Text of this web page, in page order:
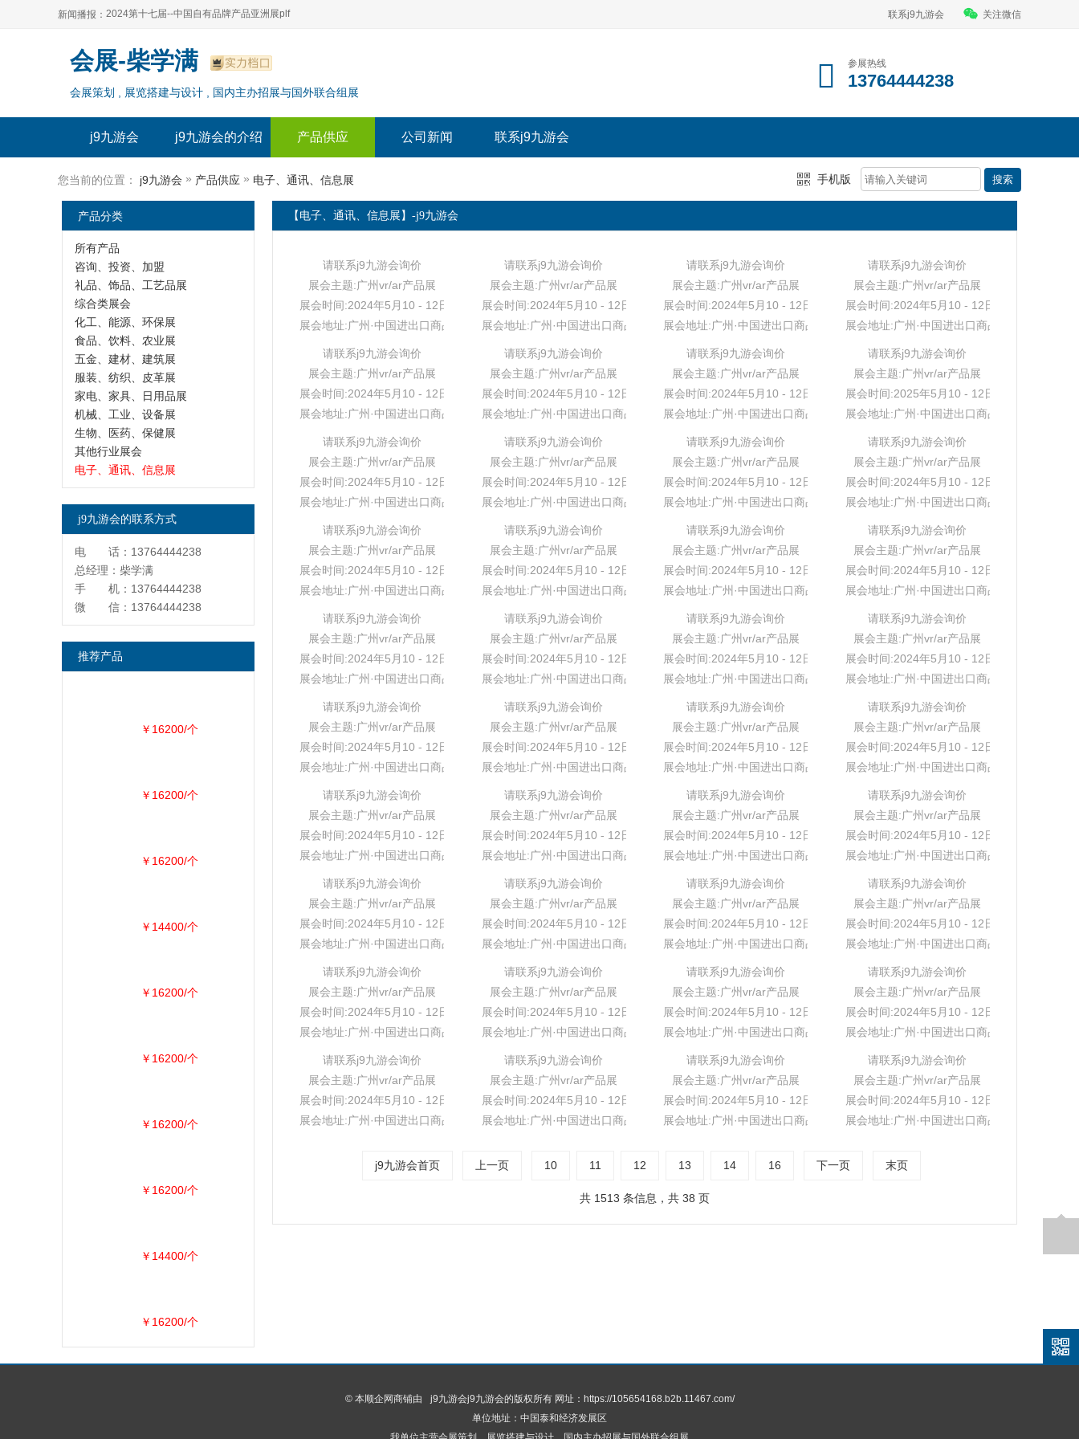
新闻播报：
2024上海自有品牌展--百货展|食品展 零售展|oem展
2024全球自有--品牌产品亚洲展（plf）
2024上海自有品牌展--2024上海oem 贴牌代加工展
2024第十七届--中国自有品牌产品亚洲展plf
2024全球自有--品牌产品亚洲展（plf）
2024年上海--第17届自有品牌展
联系j9九游会 关注微信
会展-柴学满
会展策划 , 展览搭建与设计 , 国内主办招展与国外联合组展
参展热线
13764444238
j9九游会 j9九游会的介绍 产品供应 公司新闻 联系j9九游会
您当前的位置： j9九游会 » 产品供应 » 电子、通讯、信息展 手机版
【电子、通讯、信息展】-j9九游会
请联系j9九游会询价
展会主题:广州vr/ar产品展
展会时间:2024年5月10 - 12日
展会地址:广州·中国进出口商品交易会展馆
请联系j9九游会询价
展会主题:广州vr/ar产品展
展会时间:2024年5月10 - 12日
展会地址:广州·中国进出口商品交易会展馆
请联系j9九游会询价
展会主题:广州vr/ar产品展
展会时间:2024年5月10 - 12日
展会地址:广州·中国进出口商品交易会展馆
请联系j9九游会询价
展会主题:广州vr/ar产品展
展会时间:2024年5月10 - 12日
展会地址:广州·中国进出口商品交易会展馆
请联系j9九游会询价
展会主题:广州vr/ar产品展
展会时间:2024年5月10 - 12日
展会地址:广州·中国进出口商品交易会展馆
请联系j9九游会询价
展会主题:广州vr/ar产品展
展会时间:2024年5月10 - 12日
展会地址:广州·中国进出口商品交易会展馆
请联系j9九游会询价
展会主题:广州vr/ar产品展
展会时间:2024年5月10 - 12日
展会地址:广州·中国进出口商品交易会展馆
请联系j9九游会询价
展会主题:广州vr/ar产品展
展会时间:2025年5月10 - 12日
展会地址:广州·中国进出口商品交易会展馆
请联系j9九游会询价
展会主题:广州vr/ar产品展
展会时间:2024年5月10 - 12日
展会地址:广州·中国进出口商品交易会展馆
请联系j9九游会询价
展会主题:广州vr/ar产品展
展会时间:2024年5月10 - 12日
展会地址:广州·中国进出口商品交易会展馆
请联系j9九游会询价
展会主题:广州vr/ar产品展
展会时间:2024年5月10 - 12日
展会地址:广州·中国进出口商品交易会展馆
请联系j9九游会询价
展会主题:广州vr/ar产品展
展会时间:2024年5月10 - 12日
展会地址:广州·中国进出口商品交易会展馆
请联系j9九游会询价
展会主题:广州vr/ar产品展
展会时间:2024年5月10 - 12日
展会地址:广州·中国进出口商品交易会展馆
请联系j9九游会询价
展会主题:广州vr/ar产品展
展会时间:2024年5月10 - 12日
展会地址:广州·中国进出口商品交易会展馆
请联系j9九游会询价
展会主题:广州vr/ar产品展
展会时间:2024年5月10 - 12日
展会地址:广州·中国进出口商品交易会展馆
请联系j9九游会询价
展会主题:广州vr/ar产品展
展会时间:2024年5月10 - 12日
展会地址:广州·中国进出口商品交易会展馆
请联系j9九游会询价
展会主题:广州vr/ar产品展
展会时间:2024年5月10 - 12日
展会地址:广州·中国进出口商品交易会展馆
请联系j9九游会询价
展会主题:广州vr/ar产品展
展会时间:2024年5月10 - 12日
展会地址:广州·中国进出口商品交易会展馆
请联系j9九游会询价
展会主题:广州vr/ar产品展
展会时间:2024年5月10 - 12日
展会地址:广州·中国进出口商品交易会展馆
请联系j9九游会询价
展会主题:广州vr/ar产品展
展会时间:2024年5月10 - 12日
展会地址:广州·中国进出口商品交易会展馆
请联系j9九游会询价
展会主题:广州vr/ar产品展
展会时间:2024年5月10 - 12日
展会地址:广州·中国进出口商品交易会展馆
请联系j9九游会询价
展会主题:广州vr/ar产品展
展会时间:2024年5月10 - 12日
展会地址:广州·中国进出口商品交易会展馆
请联系j9九游会询价
展会主题:广州vr/ar产品展
展会时间:2024年5月10 - 12日
展会地址:广州·中国进出口商品交易会展馆
请联系j9九游会询价
展会主题:广州vr/ar产品展
展会时间:2024年5月10 - 12日
展会地址:广州·中国进出口商品交易会展馆
请联系j9九游会询价
展会主题:广州vr/ar产品展
展会时间:2024年5月10 - 12日
展会地址:广州·中国进出口商品交易会展馆
请联系j9九游会询价
展会主题:广州vr/ar产品展
展会时间:2024年5月10 - 12日
展会地址:广州·中国进出口商品交易会展馆
请联系j9九游会询价
展会主题:广州vr/ar产品展
展会时间:2024年5月10 - 12日
展会地址:广州·中国进出口商品交易会展馆
请联系j9九游会询价
展会主题:广州vr/ar产品展
展会时间:2024年5月10 - 12日
展会地址:广州·中国进出口商品交易会展馆
请联系j9九游会询价
展会主题:广州vr/ar产品展
展会时间:2024年5月10 - 12日
展会地址:广州·中国进出口商品交易会展馆
请联系j9九游会询价
展会主题:广州vr/ar产品展
展会时间:2024年5月10 - 12日
展会地址:广州·中国进出口商品交易会展馆
请联系j9九游会询价
展会主题:广州vr/ar产品展
展会时间:2024年5月10 - 12日
展会地址:广州·中国进出口商品交易会展馆
请联系j9九游会询价
展会主题:广州vr/ar产品展
展会时间:2024年5月10 - 12日
展会地址:广州·中国进出口商品交易会展馆
请联系j9九游会询价
展会主题:广州vr/ar产品展
展会时间:2024年5月10 - 12日
展会地址:广州·中国进出口商品交易会展馆
请联系j9九游会询价
展会主题:广州vr/ar产品展
展会时间:2024年5月10 - 12日
展会地址:广州·中国进出口商品交易会展馆
请联系j9九游会询价
展会主题:广州vr/ar产品展
展会时间:2024年5月10 - 12日
展会地址:广州·中国进出口商品交易会展馆
请联系j9九游会询价
展会主题:广州vr/ar产品展
展会时间:2024年5月10 - 12日
展会地址:广州·中国进出口商品交易会展馆
请联系j9九游会询价
展会主题:广州vr/ar产品展
展会时间:2024年5月10 - 12日
展会地址:广州·中国进出口商品交易会展馆
请联系j9九游会询价
展会主题:广州vr/ar产品展
展会时间:2024年5月10 - 12日
展会地址:广州·中国进出口商品交易会展馆
请联系j9九游会询价
展会主题:广州vr/ar产品展
展会时间:2024年5月10 - 12日
展会地址:广州·中国进出口商品交易会展馆
请联系j9九游会询价
展会主题:广州vr/ar产品展
展会时间:2024年5月10 - 12日
展会地址:广州·中国进出口商品交易会展馆
j9九游会首页 上一页 10 11 12 13 14 16 下一页 末页
共 1513 条信息，共 38 页
产品分类
所有产品
咨询、投资、加盟
礼品、饰品、工艺品展
综合类展会
化工、能源、环保展
食品、饮料、农业展
五金、建材、建筑展
服装、纺织、皮革展
家电、家具、日用品展
机械、工业、设备展
生物、医药、保健展
其他行业展会
电子、通讯、信息展
j9九游会的联系方式
电 话：13764444238
总经理：柴学满
手 机：13764444238
微 信：13764444238
推荐产品
￥16200/个
￥16200/个
￥16200/个
￥14400/个
￥16200/个
￥16200/个
￥16200/个
￥16200/个
￥14400/个
￥16200/个
© 本顺企网商铺由 j9九游会j9九游会的版权所有 网址：https://105654168.b2b.11467.com/
单位地址：中国泰和经济发展区